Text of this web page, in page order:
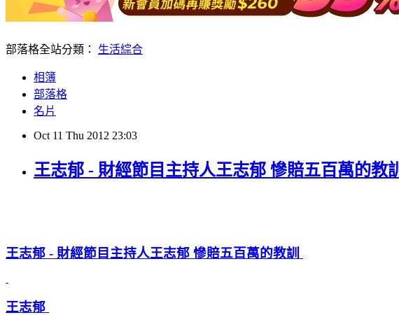
部落格全站分類： 生活綜合
相簿
部落格
名片
Oct 11 Thu 2012 23:03
王志郁 - 財經節目主持人王志郁 慘賠五百萬的教訓
王志郁 - 財經節目主持人王志郁 慘賠五百萬的教訓
王志郁